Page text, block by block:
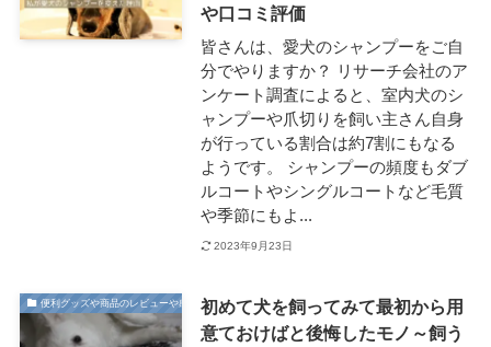
や口コミ評価
皆さんは、愛犬のシャンプーをご自
分でやりますか？ リサーチ会社のア
ンケート調査によると、室内犬のシ
ャンプーや爪切りを飼い主さん自身
が行っている割合は約7割にもなる
ようです。 シャンプーの頻度もダブ
ルコートやシングルコートなど毛質
や季節にもよ...
2023年9月23日
便利グッズや商品のレビューや感想
初めて犬を飼ってみて最初から用
意ておけばと後悔したモノ～飼う